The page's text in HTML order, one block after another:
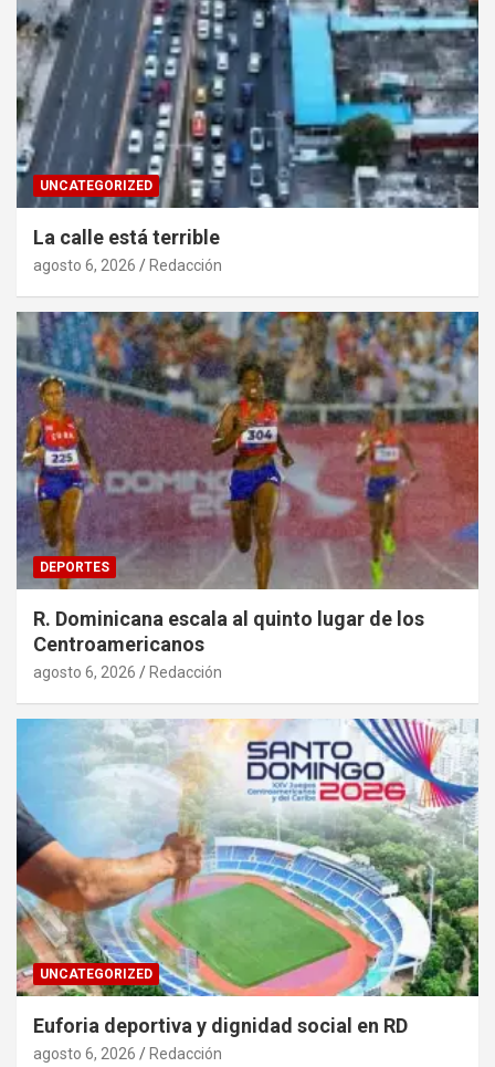
UNCATEGORIZED
La calle está terrible
agosto 6, 2026 Redacción
DEPORTES
R. Dominicana escala al quinto lugar de los
Centroamericanos
agosto 6, 2026 Redacción
UNCATEGORIZED
Euforia deportiva y dignidad social en RD
agosto 6, 2026 Redacción